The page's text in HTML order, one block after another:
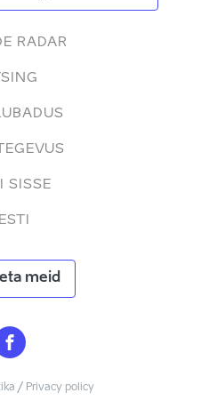
RADAR
SISSE
meid
/ Privacy policy